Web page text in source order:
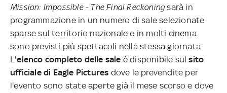
Mission: Impossible - The Final Reckoningsarà in
programmazione in un numero di sale selezionate
sparse sul territorio nazionale e in molti cinema
sono previsti più spettacoli nella stessa giornata.
L'elenco completo delle sale è disponibile sulsito
ufficiale di Eagle Pictures dove le prevendite per
l'evento sono state aperte già il mese scorso e dove